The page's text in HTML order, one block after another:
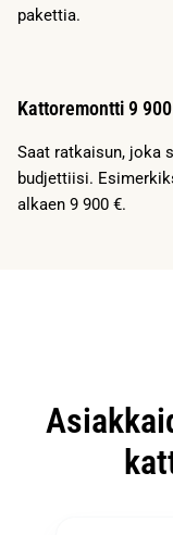
pakettia.
Kattoremontti 9
Saat ratkaisun, joka
budjettiisi.
alkaen 9 900 €.